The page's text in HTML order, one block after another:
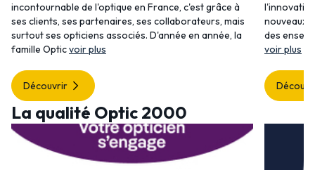
incontournable de l'optique en France, c'est grâce à
ses clients, ses partenaires, ses collaborateurs, mais
surtout ses opticiens associés. D'année en année, la
famille Opticvoir plus
Découvrir
nouveaux
des
voir plus
La qualité Optic 2000